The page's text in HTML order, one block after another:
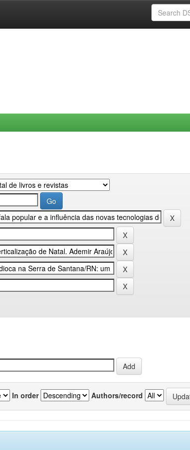
In order Authors/record